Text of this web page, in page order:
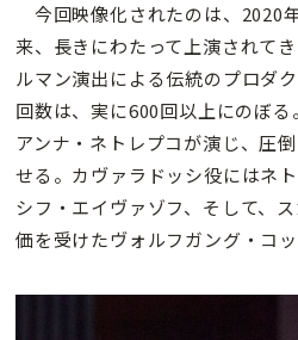
今回映像化されたのは、2020
来、長きにわたって上演されて
ルマン演出による伝統のプロダ
回数は、実に600回以上にのぼ
アンナ・ネトレプコが演じ、圧
せる。カヴァラドッシ役にはネ
シフ・エイヴァゾフ、そして、
価を受けたヴォルフガング・コ